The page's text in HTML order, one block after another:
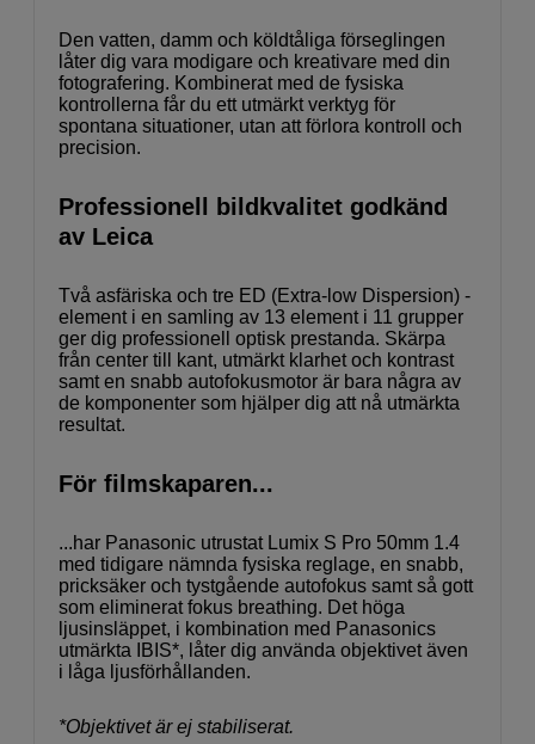
Den vatten, damm och köldtåliga förseglingen
låter dig vara modigare och kreativare med din
fotografering. Kombinerat med de fysiska
kontrollerna får du ett utmärkt verktyg för
spontana situationer, utan att förlora kontroll och
precision.
Professionell bildkvalitet godkänd
av Leica
Två asfäriska och tre ED (Extra-low Dispersion) -
element i en samling av 13 element i 11 grupper
ger dig professionell optisk prestanda. Skärpa
från center till kant, utmärkt klarhet och kontrast
samt en snabb autofokusmotor är bara några av
de komponenter som hjälper dig att nå utmärkta
resultat.
För filmskaparen...
...har Panasonic utrustat Lumix S Pro 50mm 1.4
med tidigare nämnda fysiska reglage, en snabb,
pricksäker och tystgående autofokus samt så gott
som eliminerat fokus breathing. Det höga
ljusinsläppet, i kombination med Panasonics
utmärkta IBIS*, låter dig använda objektivet även
i låga ljusförhållanden.
*Objektivet är ej stabiliserat.